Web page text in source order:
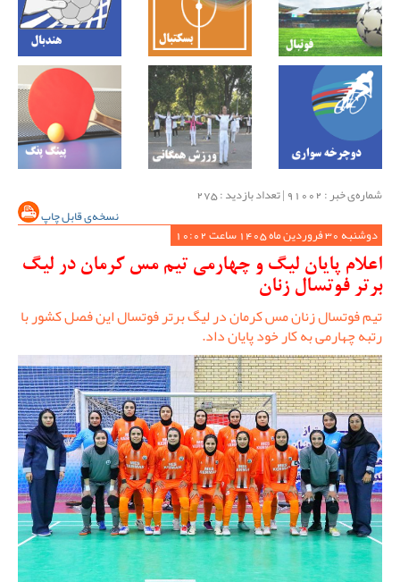
شماره‌ی خبر : ‌91002 | تعداد بازدید : 275
نسخه‌ی قابل چاپ
دوشنبه 30 فروردین ماه 1405 ساعت 10:02
اعلام پایان لیگ و چهارمی تیم مس کرمان در لیگ
برتر فوتسال زنان
تیم فوتسال زنان مس کرمان در لیگ برتر فوتسال این فصل کشور با
رتبه چهارمی به کار خود پایان داد.